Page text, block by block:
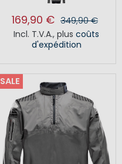
169,90 € 349,90 €
Incl. T.V.A., plus coûts
d'expédition
SALE